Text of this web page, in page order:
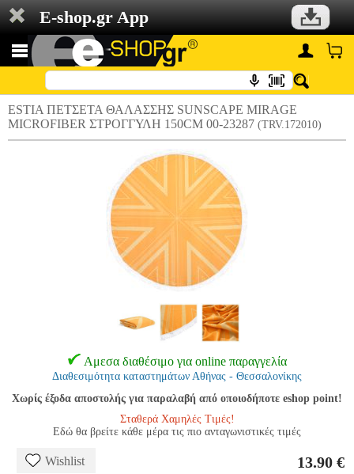
E-shop.gr App
ESTIA ΠΕΤΣΕΤΑ ΘΑΛΑΣΣΗΣ SUNSCAPE MIRAGE
MICROFIBER ΣΤΡΟΓΓΥΛΗ 150CM 00-23287 (TRV.172010)
Αμεσα διαθέσιμο για online παραγγελία
Διαθεσιμότητα καταστημάτων Αθήνας - Θεσσαλονίκης
Χωρίς έξοδα αποστολής για παραλαβή από οποιοδήποτε eshop point!
Σταθερά Χαμηλές Τιμές!
Εδώ θα βρείτε κάθε μέρα τις πιο ανταγωνιστικές τιμές
Wishlist 13.90 €